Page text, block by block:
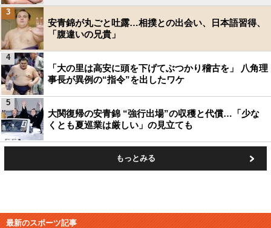
安青錦が丸ごと吐露…相撲との出会い、日本語習得、
「腹違いの兄貴」
3
「大の里は高安に頭を下げてぶつかり稽古を」 八角理
事長が異例の“指令”を出したワケ
4
大関復帰の安青錦 “強行出場”の収穫と代償…「少な
くとも夏巡業は厳しい」の見立ても
5
もっとみる
最新のスポーツ記事